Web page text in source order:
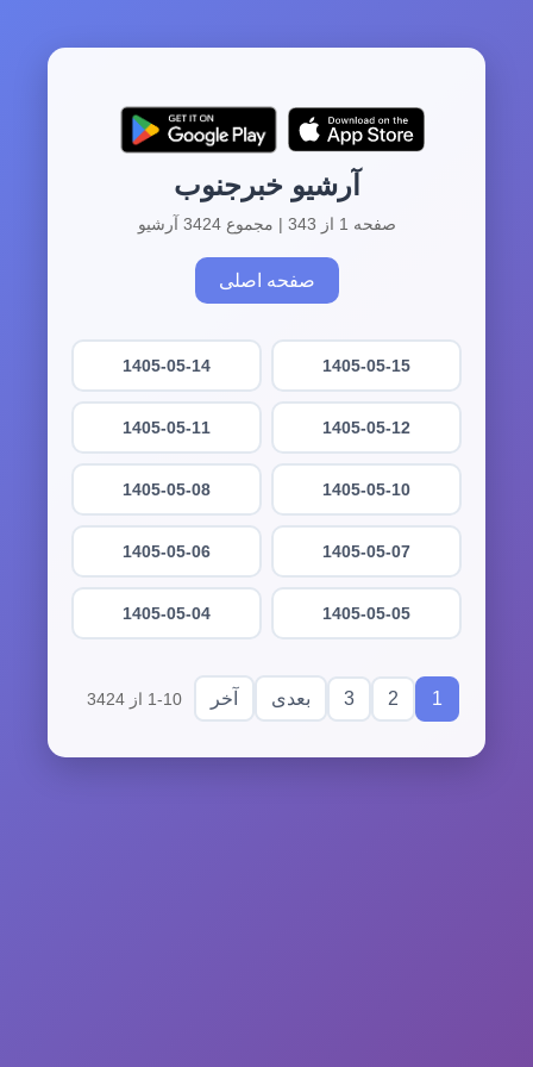
آرشیو خبرجنوب
صفحه 1 از 343 | مجموع 3424 آرشیو
صفحه اصلی
1405-05-15
1405-05-14
1405-05-12
1405-05-11
1405-05-10
1405-05-08
1405-05-07
1405-05-06
1405-05-05
1405-05-04
1
2
3 بعدی آخر 1-10 از 3424